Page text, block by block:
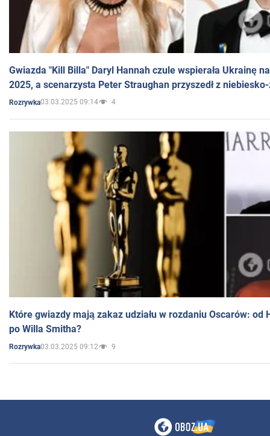
Gwiazda "Kill Billa" Daryl Hannah czule wspierała Ukrainę
2025, a scenarzysta Peter Straughan przyszedł z
Rozrywka03.03.2025 09:14 4
Które gwiazdy mają zakaz udziału w rozdaniu Oscarów: od
po Willa Smitha?
Rozrywka03.03.2025 09:12 9